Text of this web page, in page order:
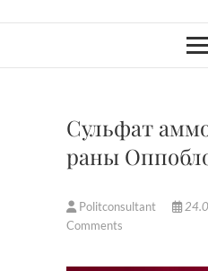
Сульфат
раны
Politconsultant
Comments